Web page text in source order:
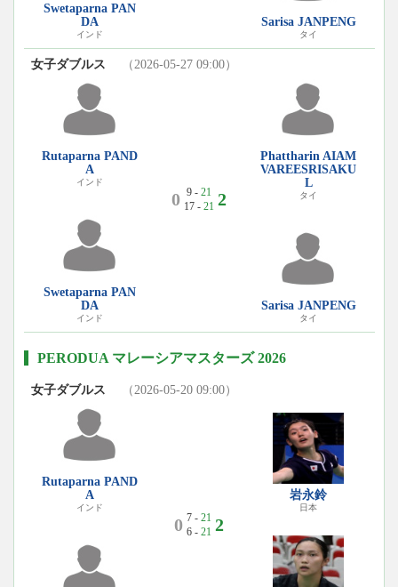
Swetaparna PAN
DA
インド
Sarisa JANPENG
タイ
女子ダブルス （2026-05-27 09:00）
Rutaparna PAND
A
インド
Swetaparna PAN
DA
インド
0 9 - 21
17 - 21 2
Phattharin AIAM
VAREESRISAKU
L
タイ
Sarisa JANPENG
タイ
PERODUA マレーシアマスターズ 2026
女子ダブルス （2026-05-20 09:00）
Rutaparna PAND
A
インド
0 7 - 21
6 - 21 2
岩永鈴
日本